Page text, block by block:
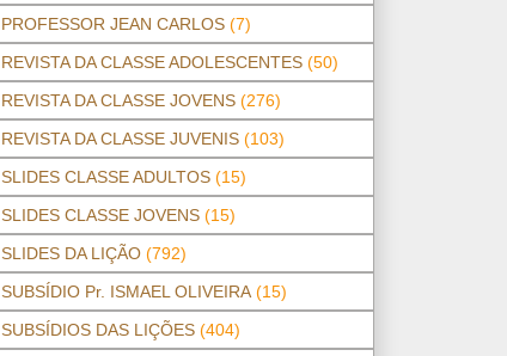
PROFESSOR JEAN CARLOS (7)
REVISTA DA CLASSE ADOLESCENTES (50)
REVISTA DA CLASSE JOVENS (276)
REVISTA DA CLASSE JUVENIS (103)
SLIDES CLASSE ADULTOS (15)
SLIDES CLASSE JOVENS (15)
SLIDES DA LIÇÃO (792)
SUBSÍDIO Pr. ISMAEL OLIVEIRA (15)
SUBSÍDIOS DAS LIÇÕES (404)